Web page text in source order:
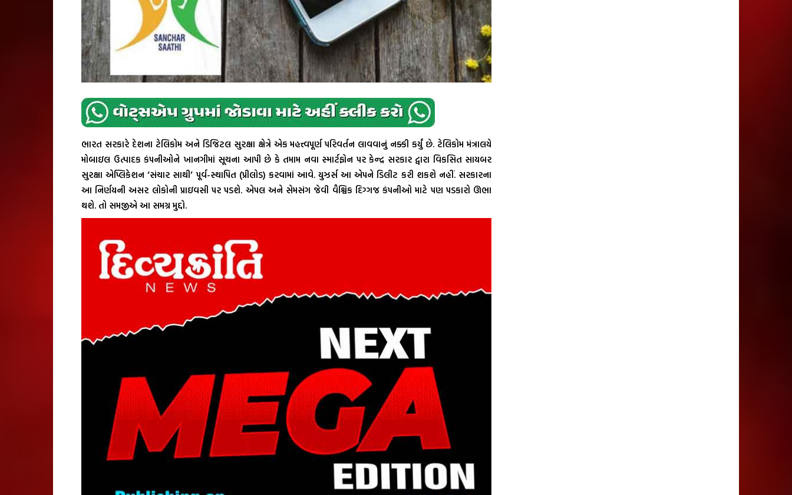
ભારત સરકારે દેશના ટેલિકોમ અને ડિજિટલ સુરક્ષા ક્ષેત્રે એક મહત્ત્વપૂર્ણ પરિવર્તન લાવવાનું નક્કી કર્યું છે. ટેલિકોમ મંત્રાલયે
મોબાઇલ ઉત્પાદક કંપનીઓને ખાનગીમાં સૂચના આપી છે કે તમામ નવા સ્માર્ટફોન પર કેન્દ્ર સરકાર દ્વારા વિકસિત સાયબર
સુરક્ષા એપ્લિકેશન ‘સંચાર સાથી’ પૂર્વ-સ્થાપિત (પ્રીલોડ) કરવામાં આવે. યુઝર્સ આ એપને ડિલીટ કરી શકશે નહીં. સરકારના
આ નિર્ણયની અસર લોકોની પ્રાઇવસી પર પડશે. એપલ અને સેમસંગ જેવી વૈશ્વિક દિગ્ગજ કંપનીઓ માટે પણ પડકારો ઊભા
થશે. તો સમજીએ આ સમગ્ર મુદ્દો.